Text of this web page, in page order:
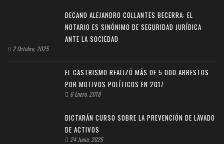
DECANO ALEJANDRO COLLANTES BECERRA: EL
NOTARIO ES SINÓNIMO DE SEGURIDAD JURÍDICA
ANTE LA SOCIEDAD
2 Octubre, 2025
EL CASTRISMO REALIZÓ MÁS DE 5.000 ARRESTOS
POR MOTIVOS POLÍTICOS EN 2017
6 Enero, 2018
DICTARÁN CURSO SOBRE LA PREVENCIÓN DE LAVADO
DE ACTIVOS
24 Junio, 2025